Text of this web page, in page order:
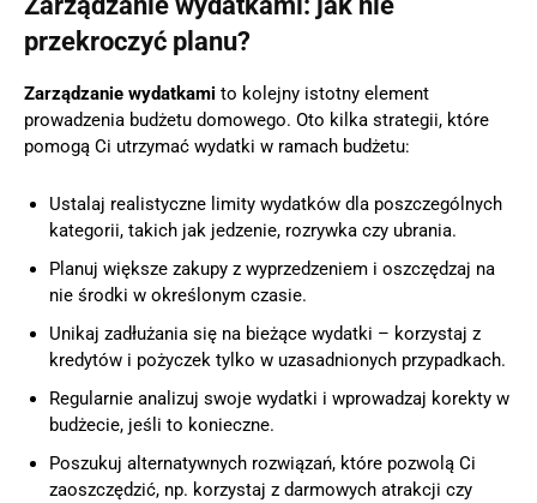
przekroczyć planu?
Zarządzanie wydatkami to kolejny istotny element
prowadzenia budżetu domowego. Oto kilka strategii, które
pomogą Ci utrzymać wydatki w ramach budżetu:
Ustalaj realistyczne limity wydatków dla poszczególnych
kategorii, takich jak jedzenie, rozrywka czy ubrania.
Planuj większe zakupy z wyprzedzeniem i oszczędzaj na
nie środki w określonym czasie.
Unikaj zadłużania się na bieżące wydatki – korzystaj z
kredytów i pożyczek tylko w uzasadnionych przypadkach.
Regularnie analizuj swoje wydatki i wprowadzaj korekty w
budżecie, jeśli to konieczne.
Poszukuj alternatywnych rozwiązań, które pozwolą Ci
zaoszczędzić, np. korzystaj z darmowych atrakcji czy